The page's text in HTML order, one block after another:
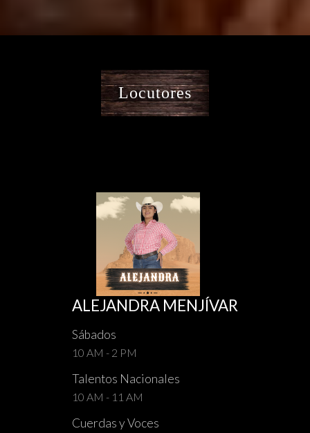
Locutores
ALEJANDRA MENJÍVAR
Sábados
10 AM - 2 PM
Talentos Nacionales
10 AM - 11 AM
Cuerdas y Voces